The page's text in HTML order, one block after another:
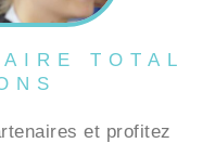
TOTAL
et profitez